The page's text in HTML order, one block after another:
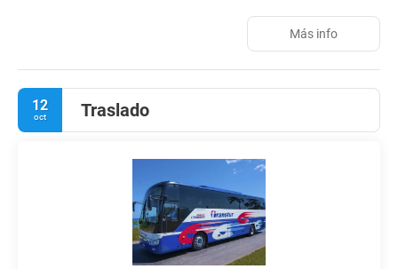
basquetbol y voleibol de playa. Además cuenta con un sauna, un
teatro al aire libre, salón de juegos y provee equipo para practicar
catamarán. Este hotel solo para adultos tiene un restaurante de
comida tipo bufet, tres restaurantes de comida a la carta, dos de
snacks, seis bares distribuidos en diferentes áreas y un club
nocturno. Adicionalmente dispone de salón de belleza y brinda
Más info
12
oct Traslado